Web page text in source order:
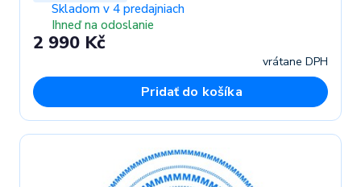
Skladom v 4 predajniach
Ihneď na odoslanie
2 990 Kč
vrátane DPH
Pridať do košíka